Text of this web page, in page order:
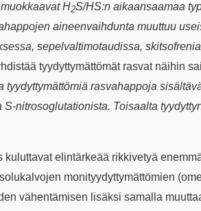
H2S/HS:n aikaansaamaa
aineenvaihdunta muuttuu
sepelvaltimotaudissa,
tyydyttymättömät rasvat näihin
tyydyttymättömiä rasvahappoja
nitrosoglutationista. Toisaalta
elintärkeää rikkivetyä
monityydyttymättömien
vähentämisen lisäksi samalla